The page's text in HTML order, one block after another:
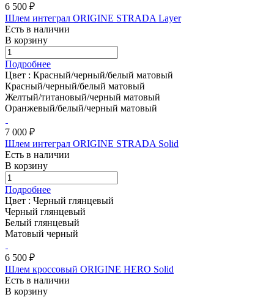
6 500 ₽
Шлем интеграл ORIGINE STRADA Layer
Есть в наличии
В корзину
Подробнее
Цвет : Красный/черный/белый матовый
Красный/черный/белый матовый
Желтый/титановый/черный матовый
Оранжевый/белый/черный матовый
7 000 ₽
Шлем интеграл ORIGINE STRADA Solid
Есть в наличии
В корзину
Подробнее
Цвет : Черный глянцевый
Черный глянцевый
Белый глянцевый
Матовый черный
6 500 ₽
Шлем кроссовый ORIGINE HERO Solid
Есть в наличии
В корзину